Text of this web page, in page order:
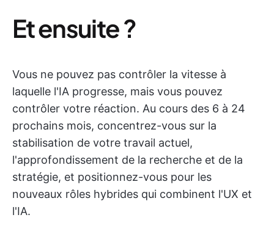
Et ensuite ?
Vous ne pouvez pas contrôler la vitesse à
laquelle l'IA progresse, mais vous pouvez
contrôler votre réaction. Au cours des 6 à 24
prochains mois, concentrez-vous sur la
stabilisation de votre travail actuel,
l'approfondissement de la recherche et de la
stratégie, et positionnez-vous pour les
nouveaux rôles hybrides qui combinent l'UX et
l'IA.